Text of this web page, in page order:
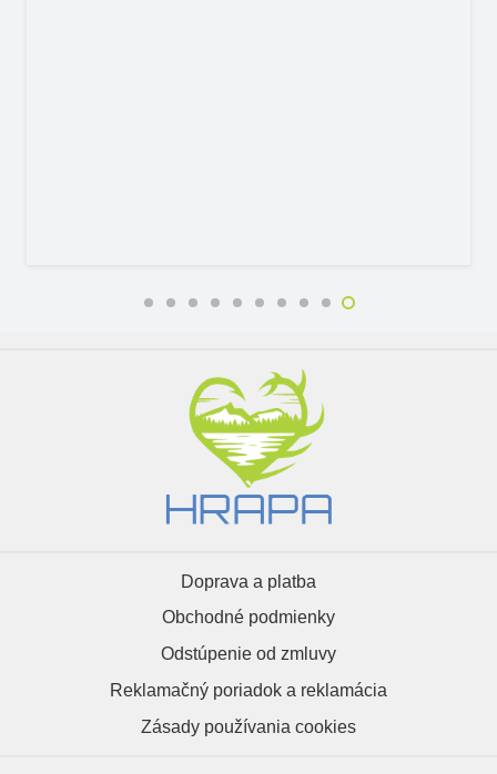
Doprava a platba
Obchodné podmienky
Odstúpenie od zmluvy
Reklamačný poriadok a reklamácia
Zásady používania cookies